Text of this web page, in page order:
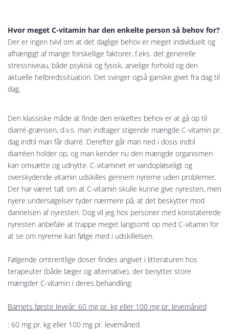
Hvor meget C-vitamin har den enkelte person så behov for?
Der er ingen tvivl om at det daglige behov er meget individuelt og
afhængigt af mange forskellige faktorer, f.eks. det generelle
stressniveau, både psykisk og fysisk, arvelige forhold og den
aktuelle helbredssituation. Det svinger også ganske givet fra dag til
dag.
Den klassiske måde at finde den enkeltes behov er at gå op til
diarré-grænsen, d.v.s. man indtager stigende mængde C-vitamin pr.
dag indtil man får diarré. Derefter går man ned i dosis indtil
diarréen holder op, og man kender nu den mængde organismen
kan omsætte og udnytte. C-vitaminet er vandopløseligt og
overskydende vitamin udskilles gennem nyrerne uden problemer.
Der har været talt om at C-vitamin skulle kunne give nyresten, men
nyere undersøgelser tyder nærmere på, at det beskytter mod
dannelsen af nyresten. Dog vil jeg hos personer med konstaterede
nyresten anbefale at trappe meget langsomt op med C-vitamin for
at se om nyrerne kan følge med i udskillelsen.
Følgende omtrentlige doser findes angivet i litteraturen hos
terapeuter (både læger og alternative), der benytter store
mængder C-vitamin i deres behandling:
Barnets første leveår: 60 mg pr. kg eller 100 mg pr. levemåned
: 60 mg pr. kg eller 100 mg pr. levemåned.